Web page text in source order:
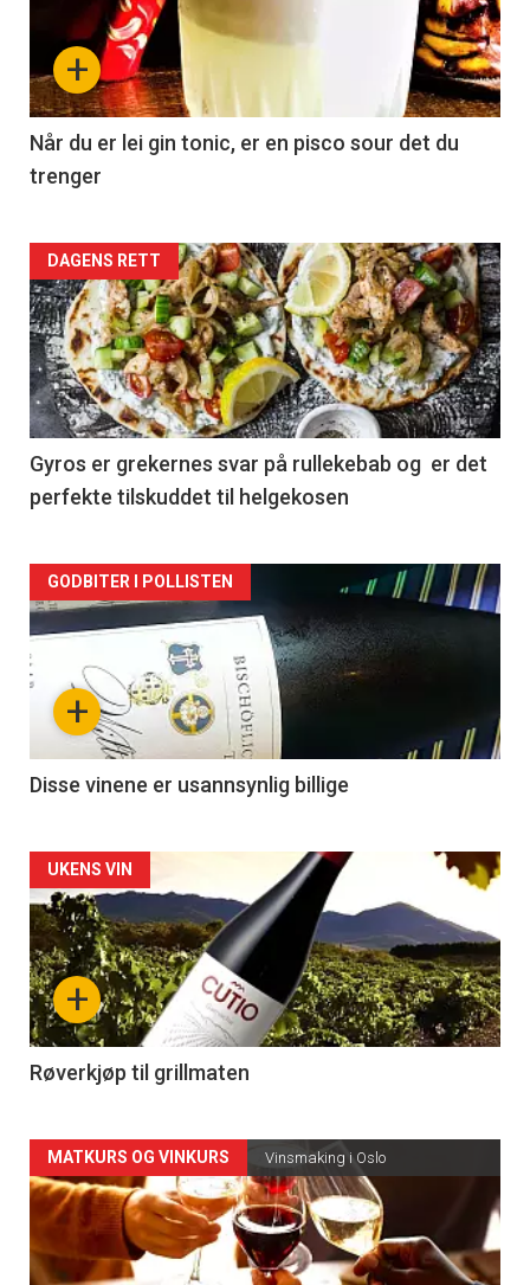
+
Når du er lei gin tonic, er en pisco sour det du
trenger
Forsiden
akkurat
nå
-
2
DAGENS RETT
Gyros er grekernes svar på rullekebab og er det
perfekte tilskuddet til helgekosen
Forsiden
akkurat
nå
3
+
GODBITER I POLLISTEN
Disse vinene er usannsynlig billige
Forsiden
akkurat
nå
-
4
+
UKENS VIN
Røverkjøp til grillmaten
Forsiden
akkurat
nå
MATKURS OG VINKURS Vinsmaking i Oslo